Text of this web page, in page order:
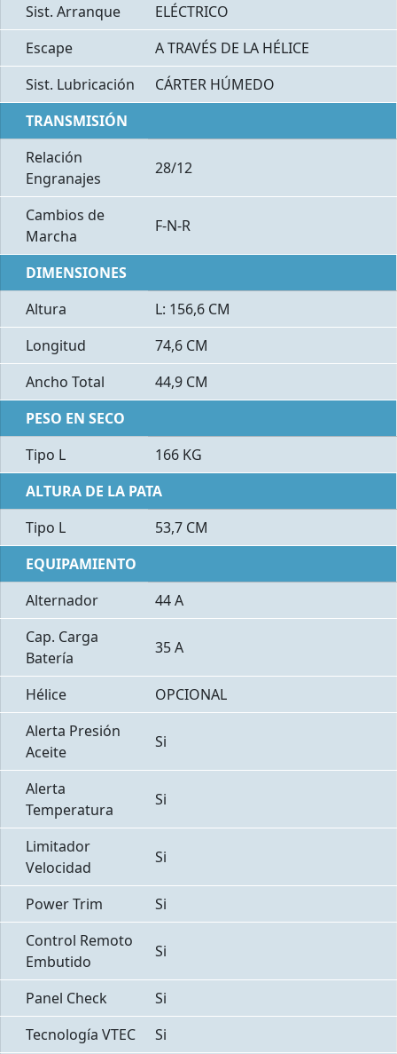
Sist. Arranque
ELÉCTRICO
Escape
A TRAVÉS DE LA HÉLICE
Sist. Lubricación
CÁRTER HÚMEDO
TRANSMISIÓN
Relación
Engranajes
28/12
Cambios de
Marcha
F-N-R
DIMENSIONES
Altura
L: 156,6 CM
Longitud
74,6 CM
Ancho Total
44,9 CM
PESO EN SECO
Tipo L
166 KG
ALTURA DE LA PATA
Tipo L
53,7 CM
EQUIPAMIENTO
Alternador
44 A
Cap. Carga
Batería
35 A
Hélice
OPCIONAL
Alerta Presión
Aceite
Si
Alerta
Temperatura
Si
Limitador
Velocidad
Si
Power Trim
Si
Control Remoto
Embutido
Si
Panel Check
Si
Tecnología VTEC
Si